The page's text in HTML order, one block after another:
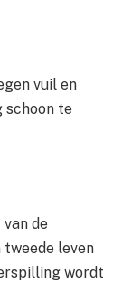
vuil en
schoon te
de
leven
wordt